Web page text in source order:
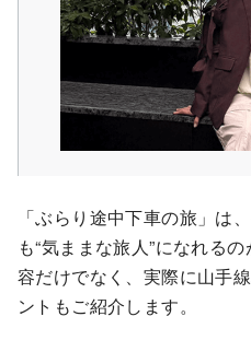
「ぶらり途中下車の旅」は
も“気ままな旅人”になれる
容だけでなく、実際に山手
ントもご紹介します。